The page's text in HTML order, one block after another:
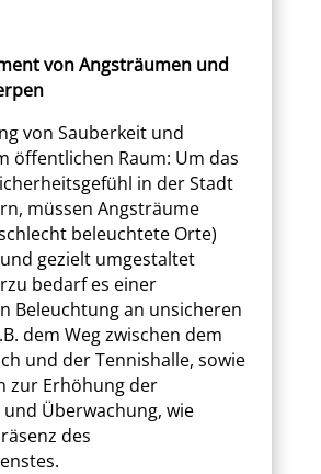
von Angsträumen und
von Sauberkeit und
öffentlichen Raum: Um das
in der Stadt
müssen Angsträume
beleuchtete Orte)
gezielt umgestaltet
bedarf es einer
Beleuchtung an unsicheren
dem Weg zwischen dem
und der Tennishalle, sowie
zur Erhöhung der
Überwachung, wie
des